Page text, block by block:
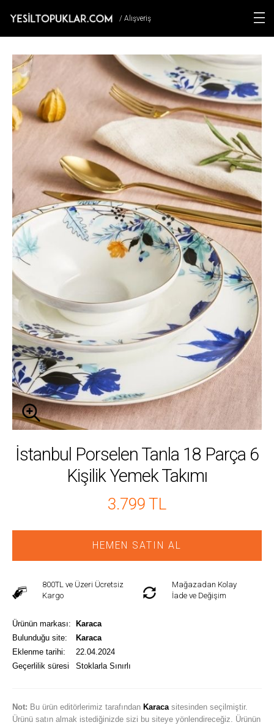
/ Alışveriş
İstanbul Porselen Tanla 18 Parça 6
Kişilik Yemek Takımı
3.799 TL
HEMEN SATIN AL
800TL ve Üzeri Ücretsiz
Kargo
Mağazadan Kolay
İade ve Değişim
Ürünün markası:
Karaca
Bulunduğu site:
Karaca
Eklenme tarihi:
22.04.2024
Geçerlilik süresi
Stoklarla Sınırlı
Not: Bu ürün editörlerimiz tarafından Karacasitesinden seçilmiştir.
Ürünü satın almak istediğinizde sizi bu siteye yönlendireceğiz. Ürünün